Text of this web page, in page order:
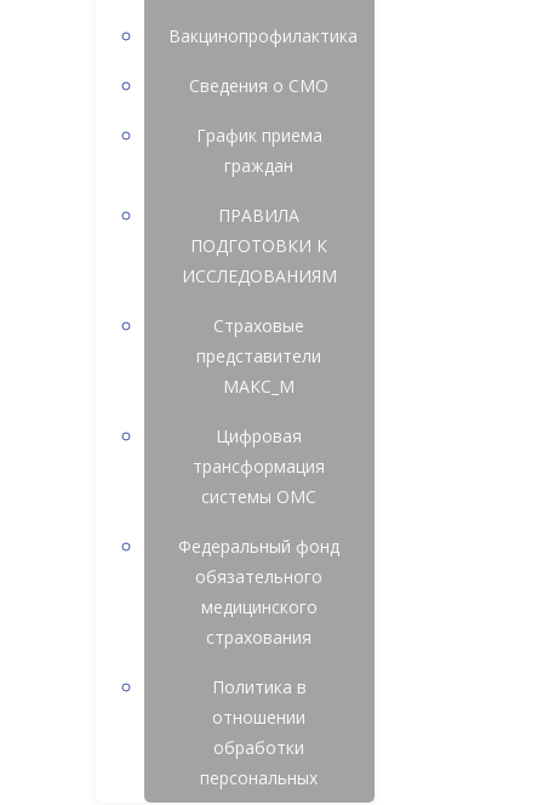
Вакцинопрофилактика
Сведения о СМО
График приема
граждан
ПРАВИЛА
ПОДГОТОВКИ К
ИССЛЕДОВАНИЯМ
Страховые
представители
МАКС_М
Цифровая
трансформация
системы ОМС
Федеральный фонд
обязательного
медицинского
страхования
Политика в
отношении
обработки
персональных